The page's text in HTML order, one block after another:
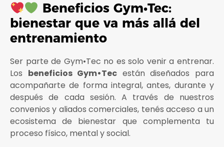
Beneficios Gym•Tec:
bienestar que va más allá del
entrenamiento
Ser parte de Gym•Tec no es solo venir a entrenar.
Los beneficios Gym•Tec están diseñados para
acompañarte de forma integral, antes, durante y
después de cada sesión. A través de nuestros
convenios y aliados comerciales, tenés acceso a un
ecosistema de bienestar que complementa tu
proceso físico, mental y social.